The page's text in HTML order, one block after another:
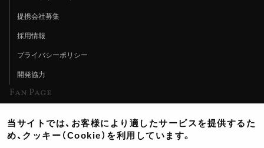
提携会社募集
採用情報
プライバシーポリシー
開発協力
Fan Page
ヨシムラTV
当サイトでは、お客様により適したサービスを提供するた
め、クッキー（Cookie）を利用しています。